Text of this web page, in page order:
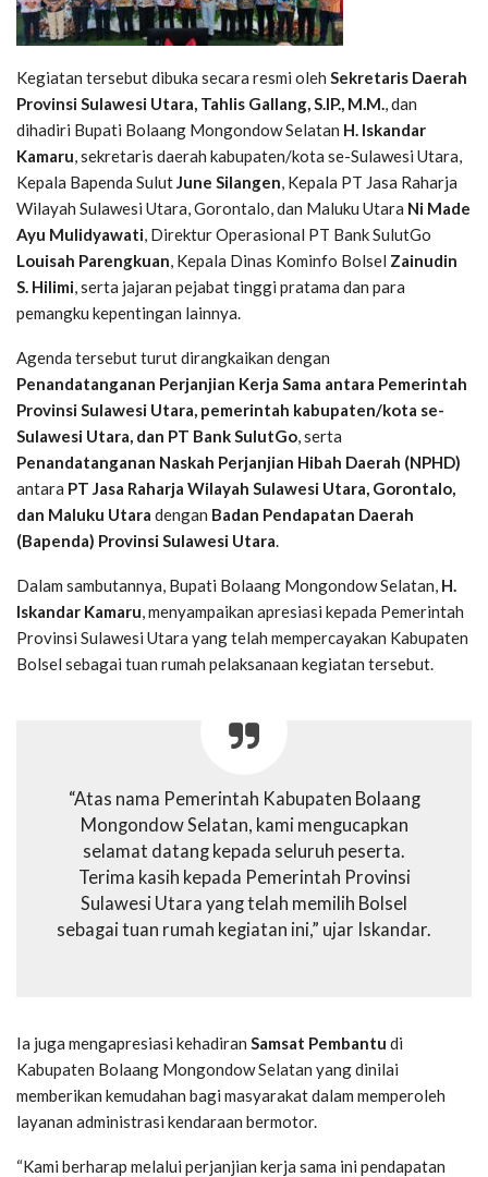
Kegiatan tersebut dibuka secara resmi oleh Sekretaris Daerah
Provinsi Sulawesi Utara, Tahlis Gallang, S.IP., M.M., dan
dihadiri Bupati Bolaang Mongondow Selatan H. Iskandar
Kamaru, sekretaris daerah kabupaten/kota se-Sulawesi Utara,
Kepala Bapenda SulutJune Silangen, Kepala PT Jasa Raharja
Wilayah Sulawesi Utara, Gorontalo, dan Maluku Utara Ni Made
Ayu Mulidyawati, Direktur Operasional PT Bank SulutGo
Louisah Parengkuan, Kepala Dinas Kominfo Bolsel Zainudin
S. Hilimi, serta jajaran pejabat tinggi pratama dan para
pemangku kepentingan lainnya.
Agenda tersebut turut dirangkaikan dengan
Penandatanganan Perjanjian Kerja Sama antara Pemerintah
Provinsi Sulawesi Utara, pemerintah kabupaten/kota se-
Sulawesi Utara, dan PT Bank SulutGo, serta
Penandatanganan Naskah Perjanjian Hibah Daerah (NPHD)
antara PT Jasa Raharja Wilayah Sulawesi Utara, Gorontalo,
dan Maluku Utara dengan Badan Pendapatan Daerah
(Bapenda) Provinsi Sulawesi Utara.
Dalam sambutannya, Bupati Bolaang Mongondow Selatan, H.
Iskandar Kamaru, menyampaikan apresiasi kepada Pemerintah
Provinsi Sulawesi Utara yang telah mempercayakan Kabupaten
Bolsel sebagai tuan rumah pelaksanaan kegiatan tersebut.
“Atas nama Pemerintah Kabupaten Bolaang
Mongondow Selatan, kami mengucapkan
selamat datang kepada seluruh peserta.
Terima kasih kepada Pemerintah Provinsi
Sulawesi Utara yang telah memilih Bolsel
sebagai tuan rumah kegiatan ini,” ujar Iskandar.
Ia juga mengapresiasi kehadiran Samsat Pembantu di
Kabupaten Bolaang Mongondow Selatan yang dinilai
memberikan kemudahan bagi masyarakat dalam memperoleh
layanan administrasi kendaraan bermotor.
“Kami berharap melalui perjanjian kerja sama ini pendapatan